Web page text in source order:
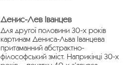
Денис-Лев Іванцев
Для другої половини 30-х років
картинам Дениса-Льва Іванцева
притаманний абстрактно-
філософський зміст. Наприкінці 30-х